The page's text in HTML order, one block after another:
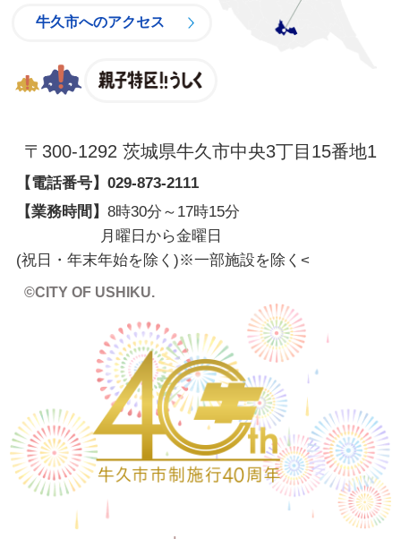
牛久市へのアクセス
〒300-1292 茨城県牛久市中央3丁目15番地1
【電話番号】 029-873-2111
【業務時間】 8時30分～17時15分
月曜日から金曜日
(祝日・年末年始を除く)※一部施設を除く <
©CITY OF USHIKU.